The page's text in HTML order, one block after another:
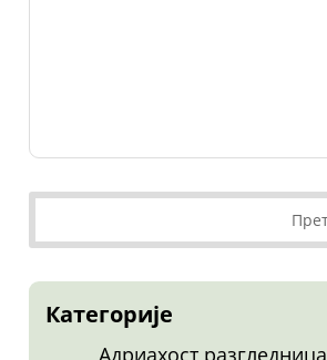
Категорије
Адриахост разгледница